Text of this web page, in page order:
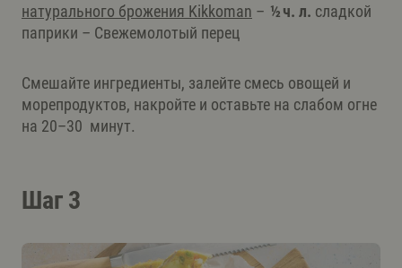
натурального брожения Kikkoman – ½ ч. л. сладкой
паприки – Свежемолотый перец
Смешайте ингредиенты, залейте смесь овощей и
морепродуктов, накройте и оставьте на слабом огне
на 20–30 минут.
Шаг 3